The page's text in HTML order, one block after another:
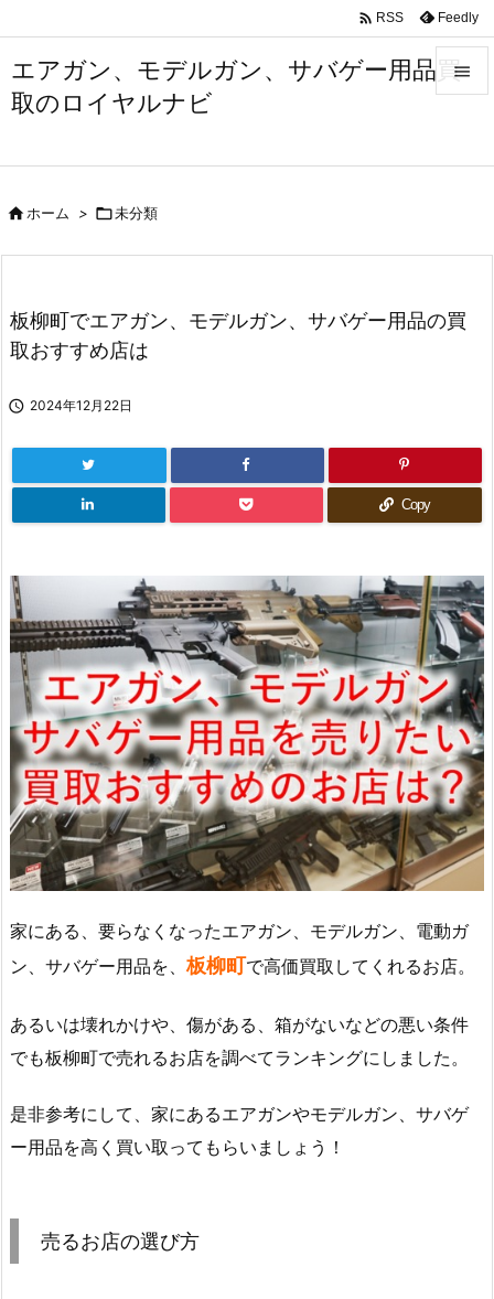
エアガン、モデルガン、サバゲー用品買
取のロイヤルナビ


前へ
次へ
 RSS Feedly
ホーム > 未分類
板柳町でエアガン、モデルガン、サバゲー用品の買
取おすすめ店は
 2024年12月22日
Copy
家にある、要らなくなったエアガン、モデルガン、電動ガ
ン、サバゲー用品を、板柳町で高価買取してくれるお店。
あるいは壊れかけや、傷がある、箱がないなどの悪い条件
でも板柳町で売れるお店を調べてランキングにしました。
是非参考にして、家にあるエアガンやモデルガン、サバゲ
ー用品を高く買い取ってもらいましょう！
売るお店の選び方